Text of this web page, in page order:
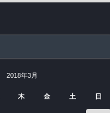
2018年3月
木 金 土 日